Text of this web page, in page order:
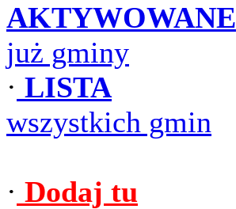
AKTYWOWANE
już gminy
· LISTA
wszystkich gmin
· Dodaj tu